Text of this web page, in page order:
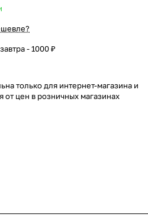
- 1000 ₽
только для интернет-магазина и
от цен в розничных магазинах